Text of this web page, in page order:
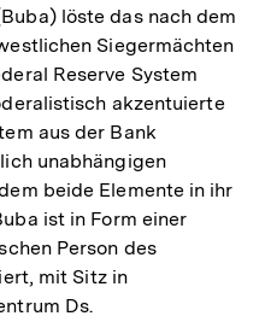
löste das nach dem
Siegermächten
Reserve System
akzentuierte
aus der Bank
unabhängigen
beide Elemente in ihr
ist in Form einer
Person des
mit Sitz in
Ds.